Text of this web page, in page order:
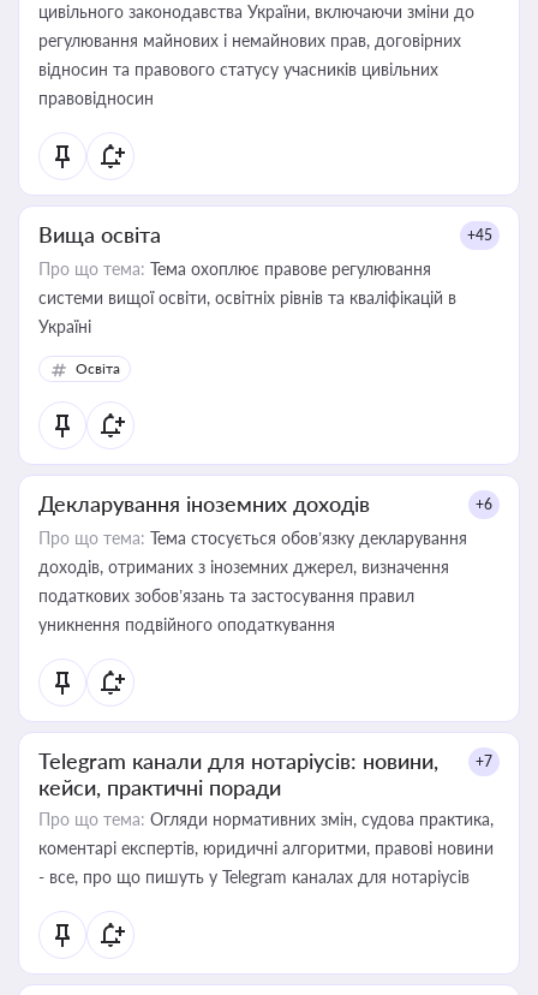
цивільного законодавства України, включаючи зміни до
регулювання майнових і немайнових прав, договірних
відносин та правового статусу учасників цивільних
правовідносин
Вища освіта +45
Про що тема: Тема охоплює правове регулювання
системи вищої освіти, освітніх рівнів та кваліфікацій в
Україні
Освіта
Декларування іноземних доходів +6
Про що тема: Тема стосується обов’язку декларування
доходів, отриманих з іноземних джерел, визначення
податкових зобов’язань та застосування правил
уникнення подвійного оподаткування
Telegram канали для нотаріусів: новини,
кейси, практичні поради
+7
Про що тема: Огляди нормативних змін, судова практика,
коментарі експертів, юридичні алгоритми, правові новини
- все, про що пишуть у Telegram каналах для нотаріусів